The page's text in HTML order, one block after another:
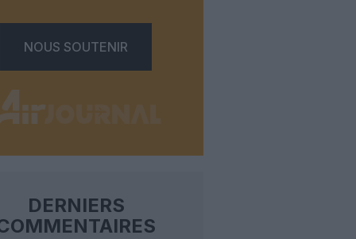
NOUS SOUTENIR
DERNIERS